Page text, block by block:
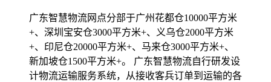
广东智慧物流网点分部于广州花都仓10000平方米
+、深圳宝安仓3000平方米+、义乌仓2000平方米
+、印尼仓20000平方米+、马来仓3000平方米+、
新加坡仓1500平方米+。 广东智慧物流自行研发设
计物流运输服务系统，从接收客兵订单到运输的各